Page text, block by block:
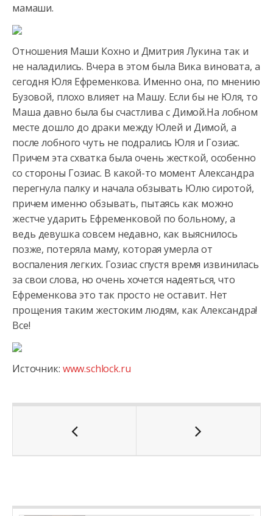
мамаши.
Отношения Маши Кохно и Дмитрия Лукина так и
не наладились. Вчера в этом была Вика виновата, а
сегодня Юля Ефременкова. Именно она, по мнению
Бузовой, плохо влияет на Машу. Если бы не Юля, то
Маша давно была бы счастлива с Димой.На лобном
месте дошло до драки между Юлей и Димой, а
после лобного чуть не подрались Юля и Гозиас.
Причем эта схватка была очень жесткой, особенно
со стороны Гозиас. В какой-то момент Александра
перегнула палку и начала обзывать Юлю сиротой,
причем именно обзывать, пытаясь как можно
жестче ударить Ефременковой по больному, а
ведь девушка совсем недавно, как выяснилось
позже, потеряла маму, которая умерла от
воспаления легких. Гозиас спустя время извинилась
за свои слова, но очень хочется надеяться, что
Ефременкова это так просто не оставит. Нет
прощения таким жестоким людям, как Александра!
Все!
Источник: www.schlock.ru